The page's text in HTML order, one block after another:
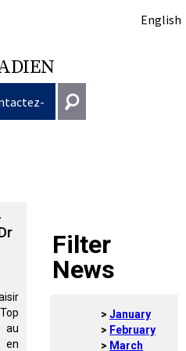
English
du CCC
W.
nom d'utilisateur
mot de passe
Filter
News
January
February
March
au